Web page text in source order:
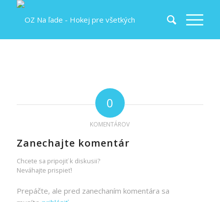
0
KOMENTÁROV
Zanechajte komentár
Chcete sa pripojiť k diskusii?
Neváhajte prispieť!
Prepáčte, ale pred zanechaním komentára sa